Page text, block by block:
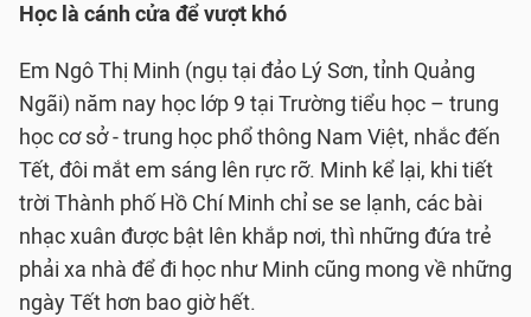
Học là cánh cửa để vượt khó
Em Ngô Thị Minh (ngụ tại đảo Lý Sơn, tỉnh Quảng
Ngãi) năm nay học lớp 9 tại Trường tiểu học – trung
học cơ sở - trung học phổ thông Nam Việt, nhắc đến
Tết, đôi mắt em sáng lên rực rỡ. Minh kể lại, khi tiết
trời Thành phố Hồ Chí Minh chỉ se se lạnh, các bài
nhạc xuân được bật lên khắp nơi, thì những đứa trẻ
phải xa nhà để đi học như Minh cũng mong về những
ngày Tết hơn bao giờ hết.